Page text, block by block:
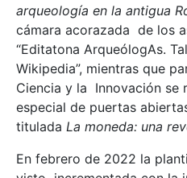
arqueología en la antigua
cámara acorazada de los
“Editatona ArqueólogAs.
Wikipedia”, mientras que
Ciencia y la Innovación se
especial de puertas
titulada La moneda: una
En febrero de 2022 la